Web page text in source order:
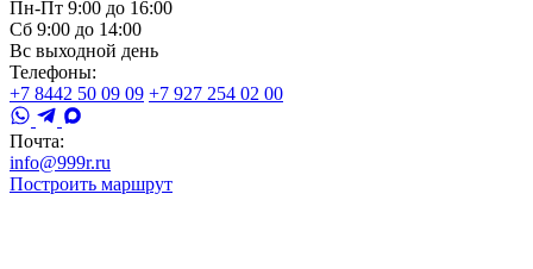
Пн-Пт 9:00 до 16:00
Сб 9:00 до 14:00
Вс выходной день
Телефоны:
+7 8442 50 09 09 +7 927 254 02 00
Почта:
info@999r.ru
Построить маршрут